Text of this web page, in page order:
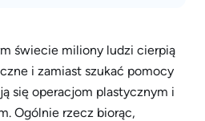
świecie miliony ludzi cierpią
i zamiast szukać pomocy
się operacjom plastycznym i
Ogólnie rzecz biorąc,